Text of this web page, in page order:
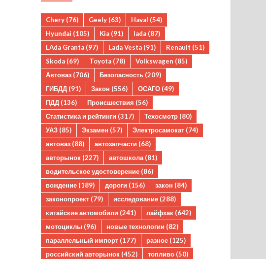
Chery (76) Geely (63) Haval (54)
Hyundai (105) Kia (91) lada (87)
LAda Granta (97) Lada Vesta (91) Renault (51)
Skoda (69) Toyota (78) Volkswagen (85)
Автоваз (706) Безопасность (209)
ГИБДД (91) Закон (556) ОСАГО (49)
ПДД (136) Происшествия (56)
Статистика и рейтинги (317) Техосмотр (80)
УАЗ (85) Экзамен (57) Электросамокат (74)
автоваз (88) автозапчасти (68)
авторынок (227) автошкола (81)
водительское удостоверение (86)
вождение (189) дороги (156) закон (84)
законопроект (79) исследование (288)
китайские автомобили (241) лайфхак (642)
мотоциклы (96) новые технологии (82)
параллельный импорт (177) разное (125)
российский авторынок (452) топливо (50)